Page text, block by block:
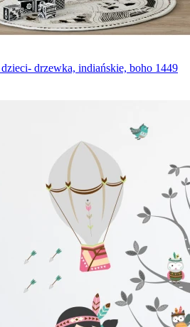
drzewka, indiańskie, boho 1449